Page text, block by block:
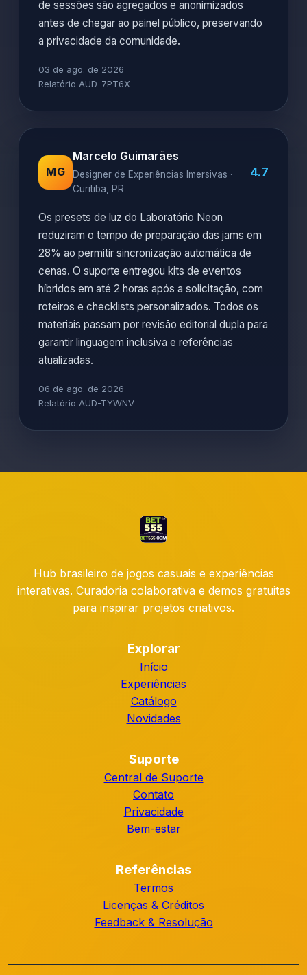
de sessões são agregados e anonimizados
antes de chegar ao painel público, preservando
a privacidade da comunidade.
03 de ago. de 2026
Relatório AUD-7PT6X
MG
Marcelo Guimarães
Designer de Experiências Imersivas ·
Curitiba, PR
4.7
Os presets de luz do Laboratório Neon
reduziram o tempo de preparação das jams em
28% ao permitir sincronização automática de
cenas. O suporte entregou kits de eventos
híbridos em até 2 horas após a solicitação, com
roteiros e checklists personalizados. Todos os
materiais passam por revisão editorial dupla para
garantir linguagem inclusiva e referências
atualizadas.
06 de ago. de 2026
Relatório AUD-TYWNV
Hub brasileiro de jogos casuais e experiências
interativas. Curadoria colaborativa e demos gratuitas
para inspirar projetos criativos.
Explorar
Início
Experiências
Catálogo
Novidades
Suporte
Central de Suporte
Contato
Privacidade
Bem-estar
Referências
Termos
Licenças & Créditos
Feedback & Resolução